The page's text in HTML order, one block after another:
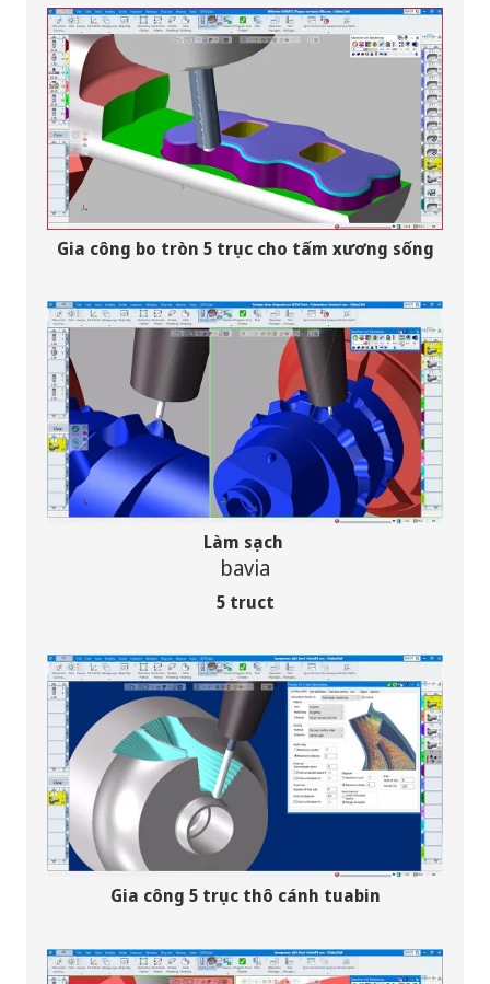
Gia công bo tròn 5 trục cho tấm xương sống
Làm sạch
bavia
5 truct
Gia công 5 trục thô cánh tuabin